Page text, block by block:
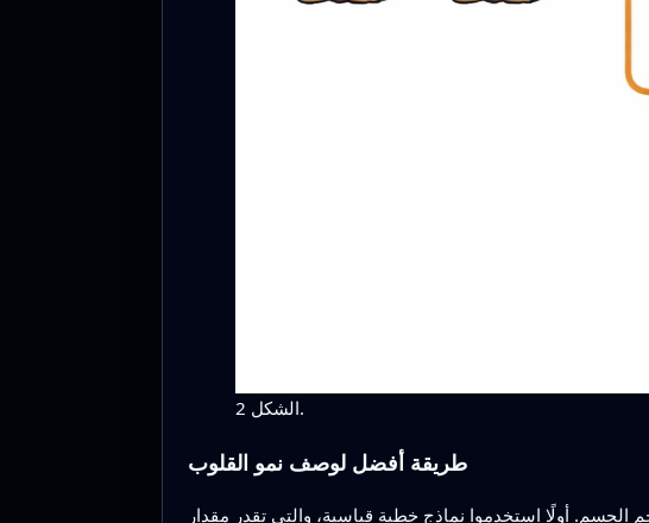
الشكل 2.
طريقة أفضل لوصف نمو القلوب
أولًا استخدموا نماذج خطية قياسية، والتي تقدر مقدار